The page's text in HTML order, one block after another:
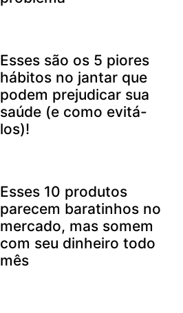
Esses são os 5 piores
hábitos no jantar que
podem prejudicar sua
saúde (e como evitá-
los)!
Esses 10 produtos
parecem baratinhos no
mercado, mas somem
com seu dinheiro todo
mês